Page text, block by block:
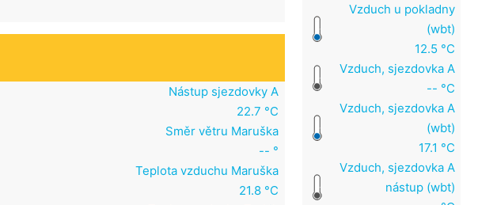
Nástup sjezdovky A
22.7 °C
Směr větru Maruška
-- °
Teplota vzduchu Maruška
21.8 °C
Vzduch u pokladny
(wbt)
12.5 °C
Vzduch, sjezdovka A
-- °C
Vzduch, sjezdovka A
(wbt)
17.1 °C
Vzduch, sjezdovka A
nástup (wbt)